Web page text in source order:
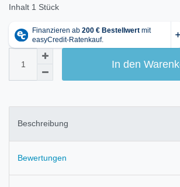
Inhalt 1 Stück
In den
Beschreibung
Bewertungen